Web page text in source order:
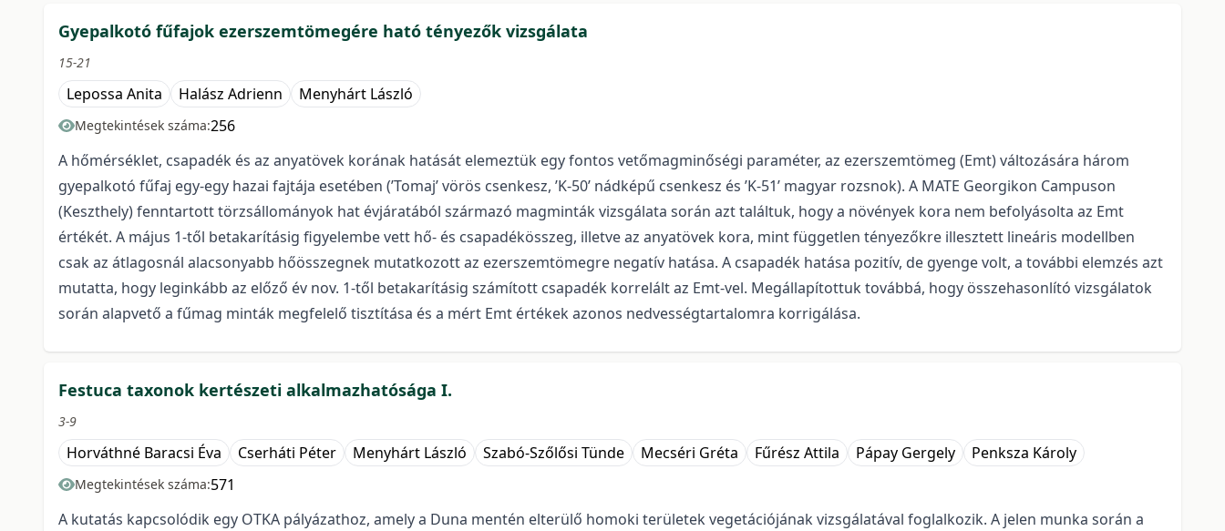
Gyepalkotó fűfajok ezerszemtömegére ható tényezők vizsgálata
15-21
Lepossa Anita Halász Adrienn Menyhárt László
Megtekintések száma:256
A hőmérséklet, csapadék és az anyatövek korának hatását elemeztük egy fontos vetőmagminőségi paraméter, az ezerszemtömeg (Emt) változására három
gyepalkotó fűfaj egy-egy hazai fajtája esetében (’Tomaj’ vörös csenkesz, ’K-50’ nádképű csenkesz és ’K-51’ magyar rozsnok). A MATE Georgikon Campuson
(Keszthely) fenntartott törzsállományok hat évjáratából származó magminták vizsgálata során azt találtuk, hogy a növények kora nem befolyásolta az Emt
értékét. A május 1-től betakarításig figyelembe vett hő- és csapadékösszeg, illetve az anyatövek kora, mint független tényezőkre illesztett lineáris modellben
csak az átlagosnál alacsonyabb hőösszegnek mutatkozott az ezerszemtömegre negatív hatása. A csapadék hatása pozitív, de gyenge volt, a további elemzés azt
mutatta, hogy leginkább az előző év nov. 1-től betakarításig számított csapadék korrelált az Emt-vel. Megállapítottuk továbbá, hogy összehasonlító vizsgálatok
során alapvető a fűmag minták megfelelő tisztítása és a mért Emt értékek azonos nedvességtartalomra korrigálása.
Festuca taxonok kertészeti alkalmazhatósága I.
3-9
Horváthné Baracsi Éva Cserháti Péter Menyhárt László Szabó-Szőlősi Tünde Mecséri Gréta Fűrész Attila Pápay Gergely Penksza Károly
Megtekintések száma:571
A kutatás kapcsolódik egy OTKA pályázathoz, amely a Duna mentén elterülő homoki területek vegetációjának vizsgálatával foglalkozik. A jelen munka során a